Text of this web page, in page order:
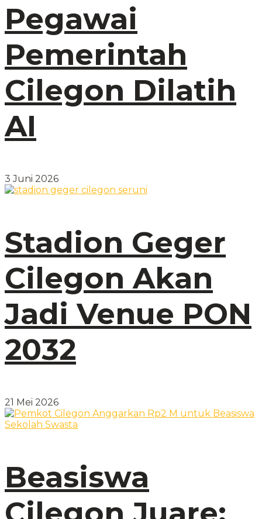
Pegawai
Pemerintah
Cilegon Dilatih
AI
3 Juni 2026
Stadion Geger
Cilegon Akan
Jadi Venue PON
2032
21 Mei 2026
Beasiswa